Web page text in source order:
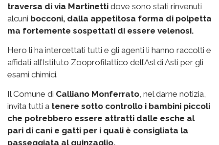
traversa di via Martinetti dove sono stati rinvenuti
alcuni bocconi, dalla appetitosa forma di polpetta
ma fortemente sospettati di essere velenosi.
Hero li ha intercettati tutti e gli agenti li hanno raccolti e
affidati all’Istituto Zooprofilattico dell’Asl di Asti per gli
esami chimici.
Il Comune di Calliano Monferrato , nel darne notizia,
invita tutti a tenere sotto controllo i bambini piccoli
che potrebbero essere attratti dalle esche al
pari di cani e gatti per i quali è consigliata la
passeggiata al guinzaglio.